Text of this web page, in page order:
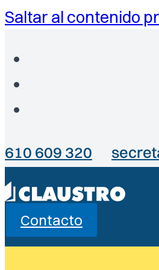
Saltar al contenido
610 609 320
Contacto